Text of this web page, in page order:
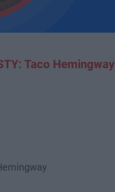
Taco Hemingway